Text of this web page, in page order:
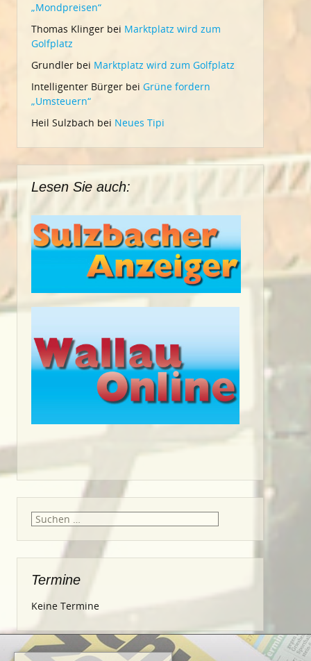
„Mondpreisen“
Thomas Klinger bei Marktplatz wird zum
Golfplatz
Grundler bei Marktplatz wird zum Golfplatz
Intelligenter Bürger bei Grüne fordern
„Umsteuern“
Heil Sulzbach bei Neues Tipi
Lesen Sie auch:
Suche
Termine
Keine Termine